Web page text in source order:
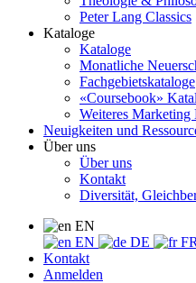
Peter Lang Classics
Kataloge
Kataloge
Monatliche
Fachgebietskataloge
«Coursebook»
Weiteres Marketing
Neuigkeiten und
Über uns
Über uns
Kontakt
Diversität,
EN
EN
DE
FR
Kontakt
Anmelden